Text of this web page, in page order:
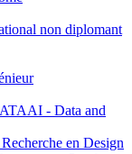
non diplomant
- Data and
en Design